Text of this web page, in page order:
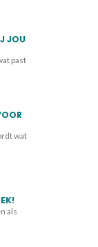
JOU
past
wat
als